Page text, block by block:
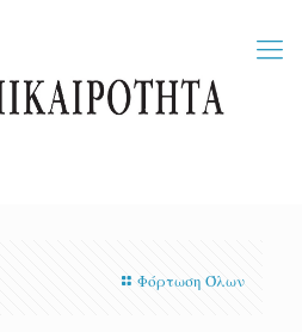
Φόρτωση Όλων